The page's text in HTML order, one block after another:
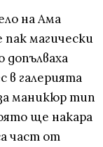
на Ама
пак магически
в галерията
маникюр тип
ще накара
част от